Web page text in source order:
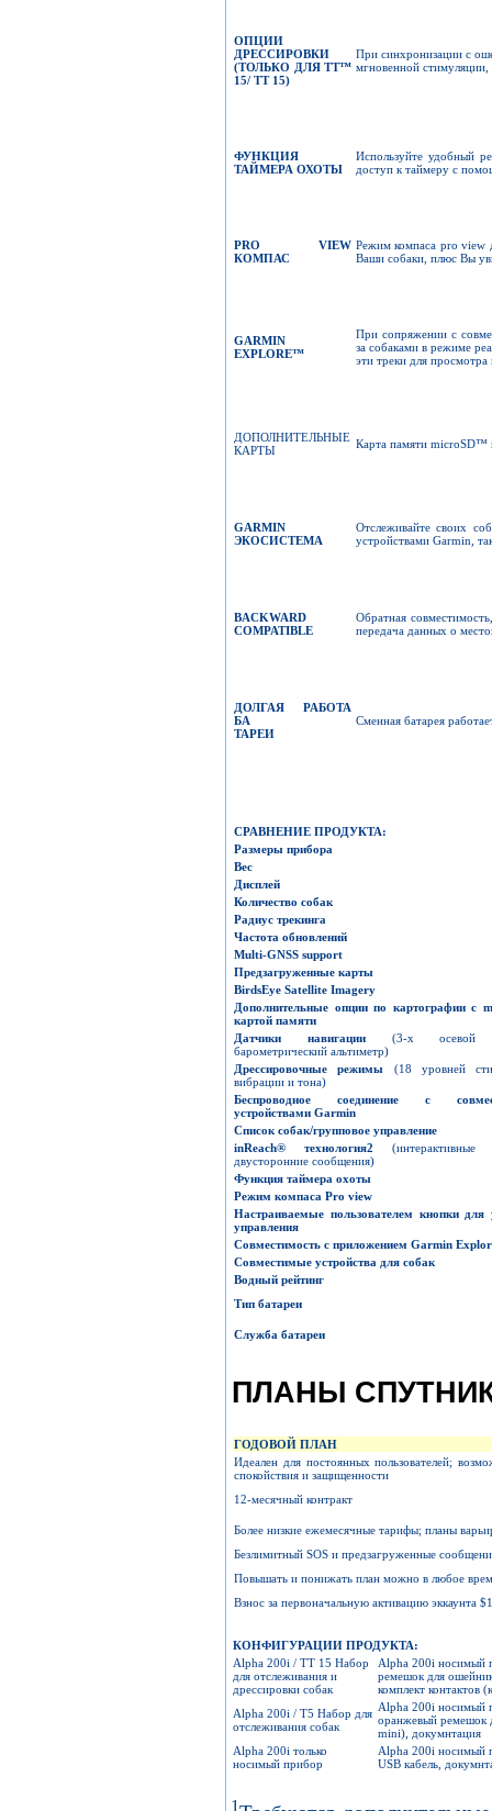
ОПЦИИ
ДРЕССИРОВКИ
(ТОЛЬКО ДЛЯ TT™
15/ TT 15)
При синхронизации с
мгновенной
ФУНКЦИЯ
ТАЙМЕРА ОХОТЫ
Используйте удобный
доступ к таймеру с
PRO VIEW
КОМПАС
Режим компаса pro view
Ваши собаки, плюс Вы
GARMIN
EXPLORE™
При сопряжении с
за собаками в режиме
эти треки для
ДОПОЛНИТЕЛЬНЫЕ
КАРТЫ
Карта памяти microSD™
GARMIN
ЭКОСИСТЕМА
Отслеживайте своих
устройствами Garmin,
BACKWARD
COMPATIBLE
Обратная
передача данных о
ДОЛГАЯ РАБОТА
БА
ТАРЕИ
Сменная батарея
СРАВНЕНИЕ ПРОДУКТА:
Размеры прибора
Вес
Дисплей
Количество собак
Радиус трекинга
Частота обновлений
Multi-GNSS support
Предзагруженные карты
BirdsEye Satellite Imagery
Дополнительные опции по картографии с
картой памяти
Датчики навигации (3-х осевой
барометрический альтиметр)
Дрессировочные режимы (18 уровней
вибрации и тона)
Беспроводное соединение с
устройствами Garmin
Список собак/групповое управление
inReach® технология2
двусторонние сообщения)
Функция таймера охоты
Режим компаса Pro view
Настраиваемые пользователем кнопки для
управления
Совместимость с приложением Garmin
Совместимые устройства для собак
Водный рейтинг
Тип батареи
Служба батареи
ПЛАНЫ
ГОДОВОЙ ПЛАН
Идеален для постоянных пользователей;
спокойствия и защищенности
12-месячный контракт
Более низкие ежемесячные тарифы; планы
Безлимитный SOS и предзагруженные
Повышать и понижать план можно в любое
Взнос за первоначальную активацию эккаунта
КОНФИГУРАЦИИ ПРОДУКТА:
Alpha 200i / TT 15 Набор
для отслеживания и
дрессировки собак
Alpha 200i носимый
ремешок для
комплект контактов
Alpha 200i / T5 Набор для
отслеживания собак
Alpha 200i носимый
оранжевый ремешок
mini), докумнтация
Alpha 200i только
носимый прибор
Alpha 200i носимый
USB кабель,
1